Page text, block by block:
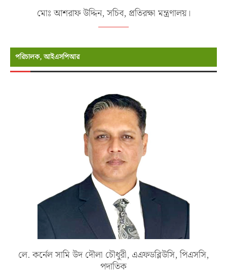
মোঃ আশরাফ উদ্দিন, সচিব, প্রতিরক্ষা মন্ত্রণালয়।
পরিচালক, আইএসপিআর
লে. কর্নেল সামি উদ দৌলা চৌধুরী, এএফডব্লিউসি, পিএসসি,
পদাতিক